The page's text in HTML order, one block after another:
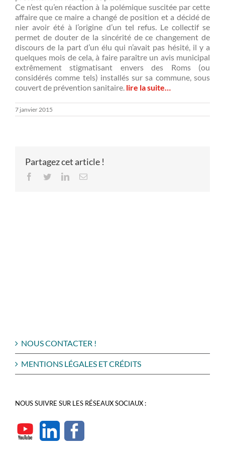
Ce n’est qu’en réaction à la polémique suscitée par cette
affaire que ce maire a changé de position et a décidé de
nier avoir été à l’origine d’un tel refus. Le collectif se
permet de douter de la sincérité de ce changement de
discours de la part d’un élu qui n’avait pas hésité, il y a
quelques mois de cela, à faire paraître un avis municipal
extrêmement stigmatisant envers des Roms (ou
considérés comme tels) installés sur sa commune, sous
couvert de prévention sanitaire. lire la suite…
7 janvier 2015
Partagez cet article !
Facebook
TwitterLinkedInEmail
NOUS CONTACTER !
MENTIONS LÉGALES ET CRÉDITS
NOUS SUIVRE SUR LES RÉSEAUX SOCIAUX :